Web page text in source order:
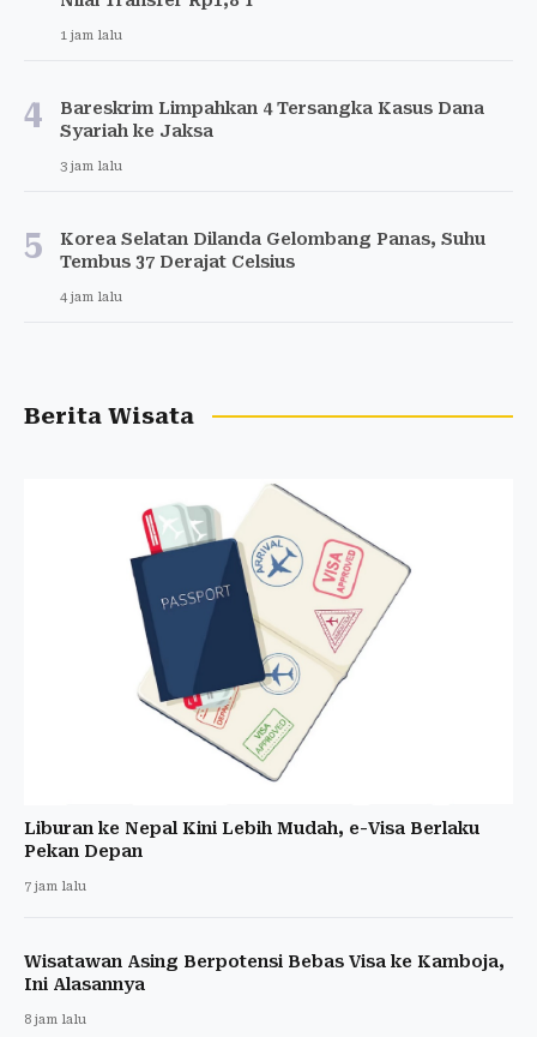
1 jam lalu
4
Bareskrim Limpahkan 4 Tersangka Kasus Dana
Syariah ke Jaksa
3 jam lalu
5
Korea Selatan Dilanda Gelombang Panas, Suhu
Tembus 37 Derajat Celsius
4 jam lalu
Berita Wisata
Liburan ke Nepal Kini Lebih Mudah, e-Visa Berlaku
Pekan Depan
7 jam lalu
Wisatawan Asing Berpotensi Bebas Visa ke Kamboja,
Ini Alasannya
8 jam lalu